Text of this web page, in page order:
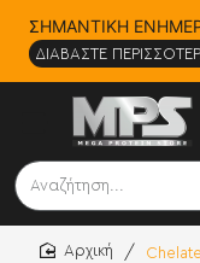
ΣΗΜΑΝΤΙΚΗ
ΔΙΑΒΑΣΤΕ
Αναζήτηση...